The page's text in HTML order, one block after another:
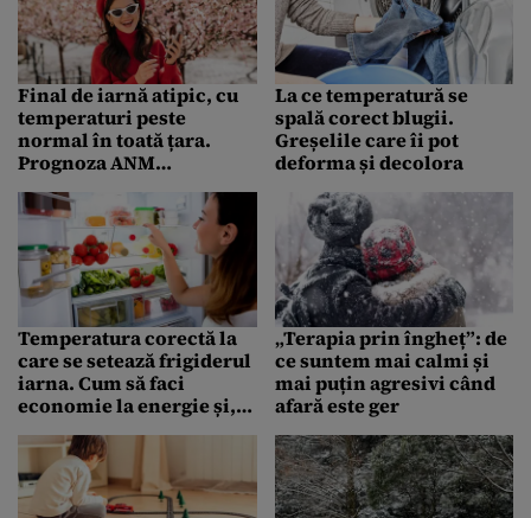
Final de iarnă atipic, cu
temperaturi peste
normal în toată țara.
Prognoza ANM
martie 2026
La ce temperatură se
spală corect blugii.
Greșelile care îi pot
deforma și decolora
Temperatura corectă la
care se setează frigiderul
iarna. Cum să faci
economie la energie și,
păstrezi alimentele
proaspete
„Terapia prin îngheț”: de
ce suntem mai calmi și
mai puțin agresivi când
afară este ger